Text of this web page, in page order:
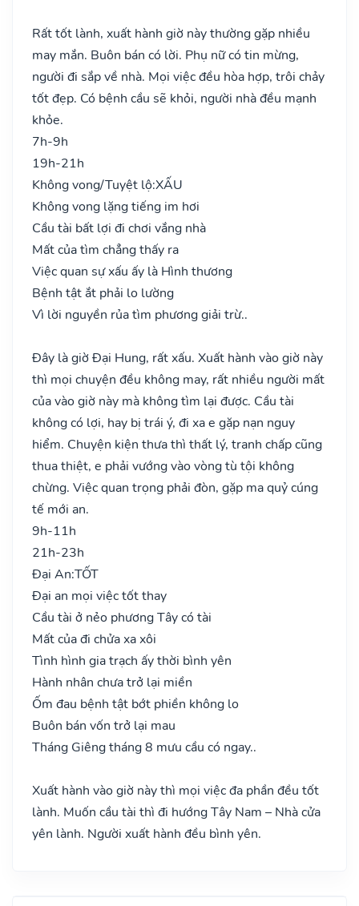
Rất tốt lành, xuất hành giờ này thường gặp nhiều
may mắn. Buôn bán có lời. Phụ nữ có tin mừng,
người đi sắp về nhà. Mọi việc đều hòa hợp, trôi chảy
tốt đẹp. Có bệnh cầu sẽ khỏi, người nhà đều mạnh
khỏe.
7h-9h
19h-21h
Không vong/Tuyệt lộ:XẤU
Không vong lặng tiếng im hơi
Cầu tài bất lợi đi chơi vắng nhà
Mất của tìm chẳng thấy ra
Việc quan sự xấu ấy là Hình thương
Bệnh tật ắt phải lo lường
Vì lời nguyền rủa tìm phương giải trừ..
Đây là giờ Đại Hung, rất xấu. Xuất hành vào giờ này
thì mọi chuyện đều không may, rất nhiều người mất
của vào giờ này mà không tìm lại được. Cầu tài
không có lợi, hay bị trái ý, đi xa e gặp nạn nguy
hiểm. Chuyện kiện thưa thì thất lý, tranh chấp cũng
thua thiệt, e phải vướng vào vòng tù tội không
chừng. Việc quan trọng phải đòn, gặp ma quỷ cúng
tế mới an.
9h-11h
21h-23h
Đại An:TỐT
Đại an mọi việc tốt thay
Cầu tài ở nẻo phương Tây có tài
Mất của đi chửa xa xôi
Tình hình gia trạch ấy thời bình yên
Hành nhân chưa trở lại miền
Ốm đau bệnh tật bớt phiền không lo
Buôn bán vốn trở lại mau
Tháng Giêng tháng 8 mưu cầu có ngay..
Xuất hành vào giờ này thì mọi việc đa phần đều tốt
lành. Muốn cầu tài thì đi hướng Tây Nam – Nhà cửa
yên lành. Người xuất hành đều bình yên.